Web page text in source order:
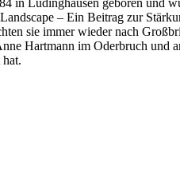
in Lüdinghausen geboren und
– Ein Beitrag zur
sie immer wieder nach
Hartmann im Oderbruch und